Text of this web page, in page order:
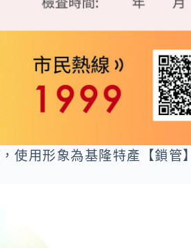
使用形象為基隆特產【鎖管】